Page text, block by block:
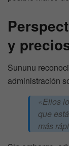
y
Sununu
administración
«Ellos
que
más